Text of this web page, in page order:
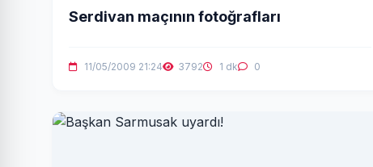
Serdivan maçının fotoğrafları
11/05/2009 21:24 3792 1 dk 0